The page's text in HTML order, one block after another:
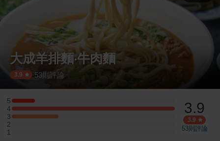
大成羊排麵‧牛肉麵
3.9 ·53則評論
5
5 星：1 則評論
4
4 星：7 則評論
3
3 星：2 則評論
2
2 星：0 則評論
1
1 星：0 則評論
3.9
3.9
53則評論